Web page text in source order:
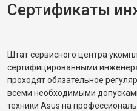
Сертификаты
Штат сервисного центра
сертифицированными
проходят обязательное
всеми необходимыми
техники Asus на